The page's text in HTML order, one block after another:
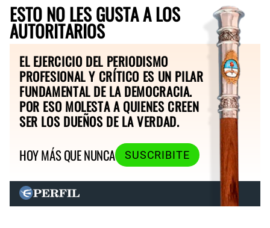
ESTO NO LES GUSTA A LOS
AUTORITARIOS
EL EJERCICIO DEL PERIODISMO
PROFESIONAL Y CRÍTICO ES UN PILAR
FUNDAMENTAL DE LA DEMOCRACIA.
POR ESO MOLESTA A QUIENES CREEN
SER LOS DUEÑOS DE LA VERDAD.
HOY MÁS QUE NUNCA
SUSCRIBITE